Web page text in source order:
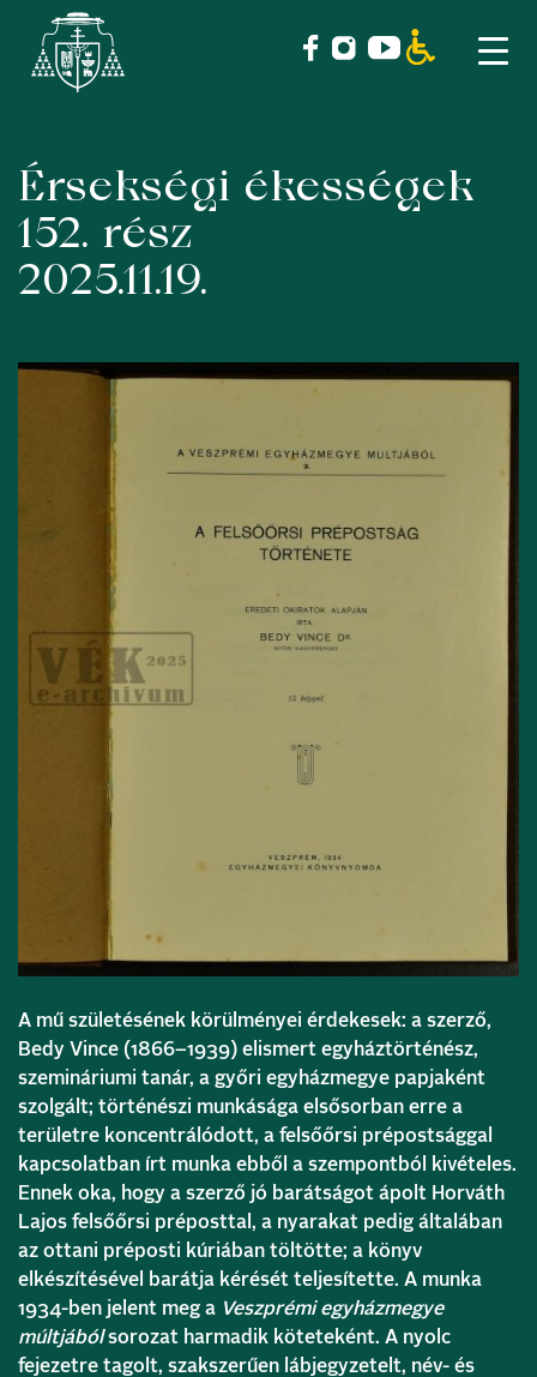
Skip
content
Érsekségi ékességek
152. rész
2025.11.19.
A mű születésének körülményei érdekesek: a szerző,
Bedy Vince (1866–1939) elismert egyháztörténész,
szemináriumi tanár, a győri egyházmegye papjaként
szolgált; történészi munkásága elsősorban erre a
területre koncentrálódott, a felsőőrsi prépostsággal
kapcsolatban írt munka ebből a szempontból kivételes.
Ennek oka, hogy a szerző jó barátságot ápolt Horváth
Lajos felsőőrsi préposttal, a nyarakat pedig általában
az ottani préposti kúriában töltötte; a könyv
elkészítésével barátja kérését teljesítette. A munka
1934-ben jelent meg a Veszprémi egyházmegye
múltjábólsorozat harmadik köteteként. A nyolc
fejezetre tagolt, szakszerűen lábjegyzetelt, név- és